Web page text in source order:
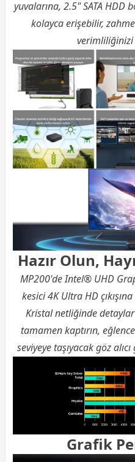
yuvalarına, 2.5" SATA HDD
kolayca erişebilir,
verimliliğinizi
Hazır Olun,
MP200'de Intel® UHD
kesici 4K Ultra HD
Kristal netliğinde
tamamen kaptırın,
seviyeye taşıyacak göz
Grafik